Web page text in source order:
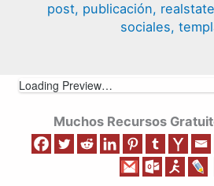
post, publicación, realstate
sociales,
Loading Preview…
Muchos Recursos